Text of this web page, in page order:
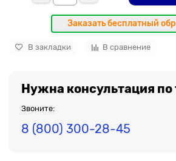
Заказать бесплатный
В закладки В сравнение
Нужна консультация по
Звоните:
8 (800) 300-28-45